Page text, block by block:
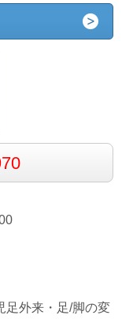
足外来・足/脚の変